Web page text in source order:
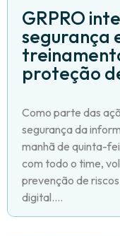
GRPRO
segurança
proteção
Como parte das
segurança da
manhã de quinta-
com todo o time,
prevenção de
digital....